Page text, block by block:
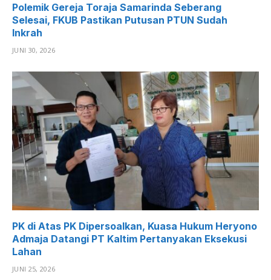
Polemik Gereja Toraja Samarinda Seberang
Selesai, FKUB Pastikan Putusan PTUN Sudah
Inkrah
JUNI 30, 2026
PK di Atas PK Dipersoalkan, Kuasa Hukum Heryono
Admaja Datangi PT Kaltim Pertanyakan Eksekusi
Lahan
JUNI 25, 2026